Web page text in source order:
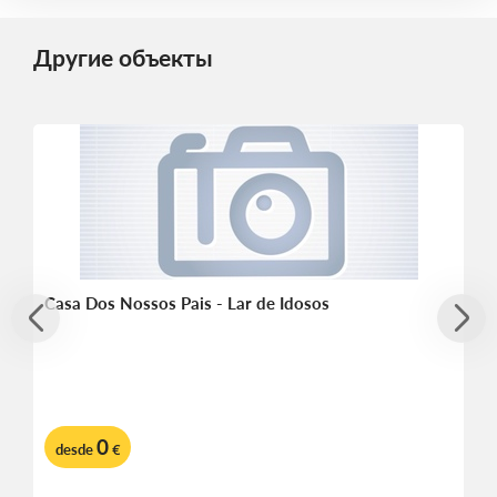
Другие объекты
Casa Dos Nossos Pais - Lar de Idosos
desde0€